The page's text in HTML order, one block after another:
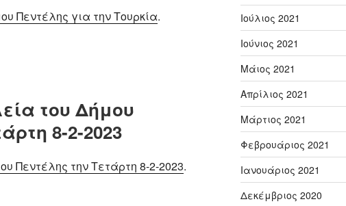
Πεντέλης για την Τουρκία.
του Δήμου
8-2-2023
Πεντέλης την Τετάρτη 8-2-2023.
Ιούλιος 2021
Ιούνιος 2021
Μάιος 2021
Απρίλιος 2021
Μάρτιος 2021
Φεβρουάριος 2021
Ιανουάριος 2021
Δεκέμβριος 2020